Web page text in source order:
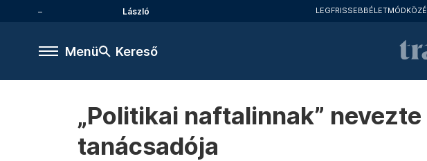
László LEGFRISSEBBÉLETMÓD
Menü Kereső
„Politikai naftalinnak”
tanácsadója